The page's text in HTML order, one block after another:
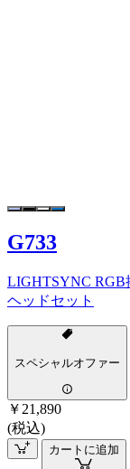
G733
LIGHTSYNC RGB
ヘッドセット
スペシャルオファー
￥21,890
(税込)
カートに追加